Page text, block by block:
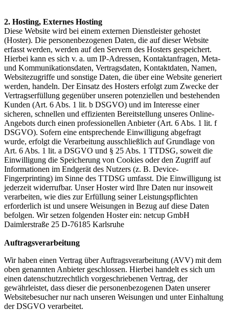
2. Hosting, Externes Hosting
Diese Website wird bei einem externen Dienstleister gehostet
(Hoster). Die personenbezogenen Daten, die auf dieser Website
erfasst werden, werden auf den Servern des Hosters gespeichert.
Hierbei kann es sich v. a. um IP-Adressen, Kontaktanfragen, Meta-
und Kommunikationsdaten, Vertragsdaten, Kontaktdaten, Namen,
Websitezugriffe und sonstige Daten, die über eine Website generiert
werden, handeln. Der Einsatz des Hosters erfolgt zum Zwecke der
Vertragserfüllung gegenüber unseren potenziellen und bestehenden
Kunden (Art. 6 Abs. 1 lit. b DSGVO) und im Interesse einer
sicheren, schnellen und effizienten Bereitstellung unseres Online-
Angebots durch einen professionellen Anbieter (Art. 6 Abs. 1 lit. f
DSGVO). Sofern eine entsprechende Einwilligung abgefragt
wurde, erfolgt die Verarbeitung ausschließlich auf Grundlage von
Art. 6 Abs. 1 lit. a DSGVO und § 25 Abs. 1 TTDSG, soweit die
Einwilligung die Speicherung von Cookies oder den Zugriff auf
Informationen im Endgerät des Nutzers (z. B. Device-
Fingerprinting) im Sinne des TTDSG umfasst. Die Einwilligung ist
jederzeit widerrufbar. Unser Hoster wird Ihre Daten nur insoweit
verarbeiten, wie dies zur Erfüllung seiner Leistungspflichten
erforderlich ist und unsere Weisungen in Bezug auf diese Daten
befolgen. Wir setzen folgenden Hoster ein: netcup GmbH
Daimlerstraße 25 D-76185 Karlsruhe
Auftragsverarbeitung
Wir haben einen Vertrag über Auftragsverarbeitung (AVV) mit dem
oben genannten Anbieter geschlossen. Hierbei handelt es sich um
einen datenschutzrechtlich vorgeschriebenen Vertrag, der
gewährleistet, dass dieser die personenbezogenen Daten unserer
Websitebesucher nur nach unseren Weisungen und unter Einhaltung
der DSGVO verarbeitet.